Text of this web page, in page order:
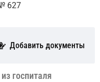
627
Добавить документы
госпиталя